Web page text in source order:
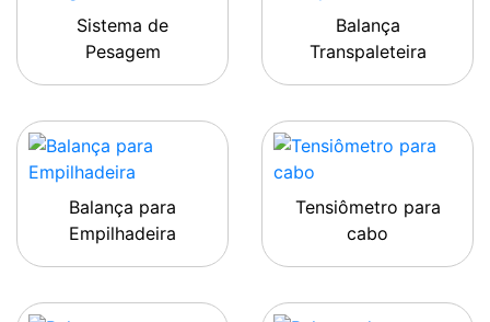
Sistema de
Pesagem
Balança
Transpaleteira
Balança para
Empilhadeira
Tensiômetro para
cabo